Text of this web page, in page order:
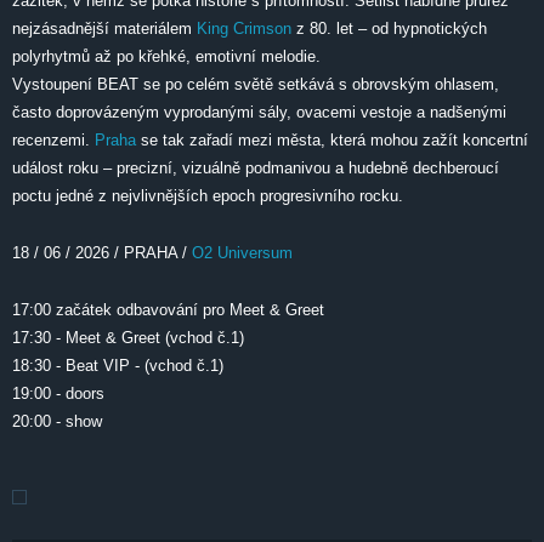
nejzásadnější materiálem King Crimson z 80. let – od hypnotických
polyrhytmů až po křehké, emotivní melodie.
Vystoupení BEAT se po celém světě setkává s obrovským ohlasem,
často doprovázeným vyprodanými sály, ovacemi vestoje a nadšenými
recenzemi.
Praha se tak zařadí mezi města, která mohou zažít koncertní
událost roku – precizní, vizuálně podmanivou a hudebně dechberoucí
poctu jedné z nejvlivnějších epoch progresivního rocku.
18 / 06 / 2026 / PRAHA / O2 Universum
17:00 začátek odbavování pro Meet & Greet
17:30 - Meet & Greet (vchod č.1)
18:30 - Beat VIP - (vchod č.1)
19:00 - doors
20:00 - show